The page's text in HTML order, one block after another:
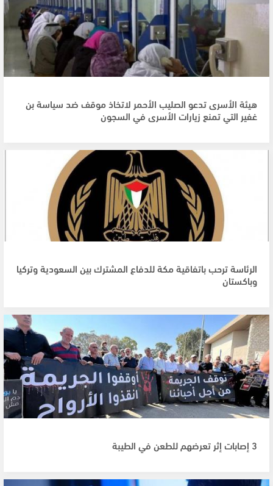
هيئة الأسرى تدعو الصليب الأحمر لاتخاذ موقف ضد سياسة بن
غفير التي تمنع زيارات الأسرى في السجون
الرئاسة ترحب باتفاقية مكة للدفاع المشترك بين السعودية وتركيا
وباكستان
3 إصابات إثر تعرضهم للطعن في الطيبة